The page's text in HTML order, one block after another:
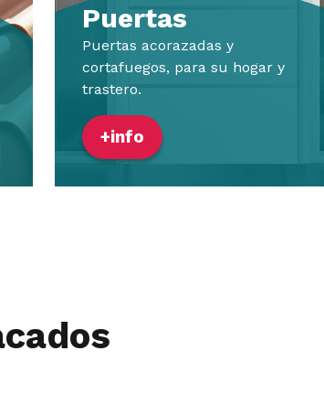
Puertas
Puertas acorazadas y
cortafuegos, para su hogar y
trastero.
+info